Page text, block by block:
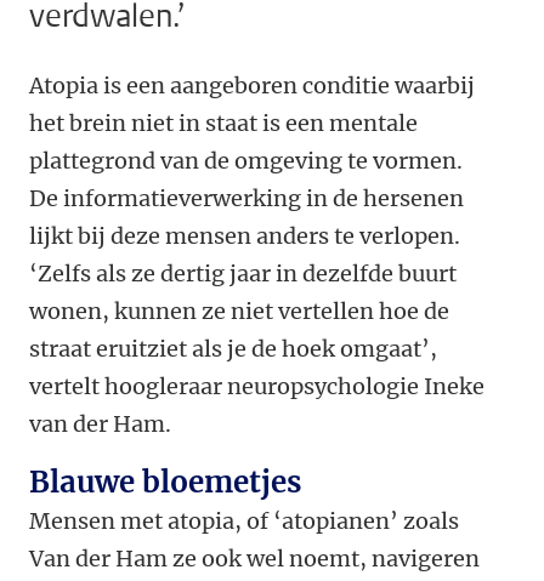
verdwalen.’
Atopia is een aangeboren conditie waarbij
het brein niet in staat is een mentale
plattegrond van de omgeving te vormen.
De informatieverwerking in de hersenen
lijkt bij deze mensen anders te verlopen.
‘Zelfs als ze dertig jaar in dezelfde buurt
wonen, kunnen ze niet vertellen hoe de
straat eruitziet als je de hoek omgaat’,
vertelt hoogleraar neuropsychologie Ineke
van der Ham.
Blauwe bloemetjes
Mensen met atopia, of ‘atopianen’ zoals
Van der Ham ze ook wel noemt, navigeren